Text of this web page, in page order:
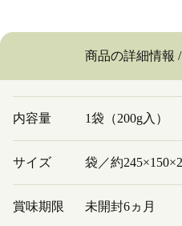
商品の詳細情報
内容量 1袋（200g入）
サイズ 袋／約
賞味期限 未開封6ヵ月